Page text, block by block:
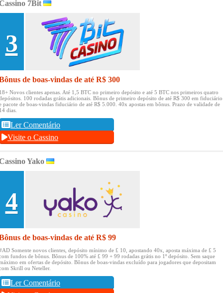
7Bit
3
de boas-vindas de até R$ 300
Novos clientes apenas. Até 1,5 BTC no primeiro depósito e até 5 BTC nos primeiros quatro
100 rodadas grátis adicionais. Bônus de primeiro depósito de até R$ 300 em fiduciário
pacote de boas-vindas fiduciário de até R$ 5.000. 40x apostas em bônus. Prazo de validade de
dias.
Ler Comentário
Visite o Cassino
Yako
4
de boas-vindas de até R$ 99
Somente novos clientes, depósito mínimo de £ 10, apostando 40x, aposta máxima de £ 5
fundos de bônus. Bônus de 100% até £ 99 + 99 rodadas grátis no 1º depósito. Sem saque
em ofertas de depósito. Bônus de boas-vindas excluído para jogadores que depositam
Skrill ou Neteller.
Ler Comentário